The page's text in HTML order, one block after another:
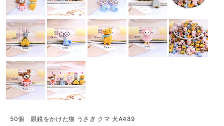
50個 眼鏡をかけた猫 うさぎ クマ 犬A489